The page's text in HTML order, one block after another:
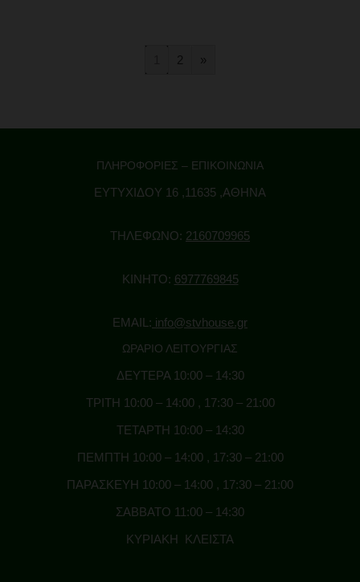
2 »
ΠΛΗΡΟΦΟΡΙΕΣ – ΕΠΙΚΟΙΝΩΝΙΑ
ΕΥΤΥΧΙΔΟΥ 16 ,11635 ,ΑΘΗΝΑ
ΤΗΛΕΦΩΝΟ: 2160709965
ΚΙΝΗΤΟ: 6977769845
EMAIL: info@stvhouse.gr
ΩΡΑΡΙΟ ΛΕΙΤΟΥΡΓΙΑΣ
ΔΕΥΤΕΡΑ 10:00 – 14:30
ΤΡΙΤΗ 10:00 – 14:00 , 17:30 – 21:00
ΤΕΤΑΡΤΗ 10:00 – 14:30
ΠΕΜΠΤΗ 10:00 – 14:00 , 17:30 – 21:00
ΠΑΡΑΣΚΕΥΗ 10:00 – 14:00 , 17:30 – 21:00
ΣΑΒΒΑΤΟ 11:00 – 14:30
ΚΥΡΙΑΚΗ ΚΛΕΙΣΤΑ